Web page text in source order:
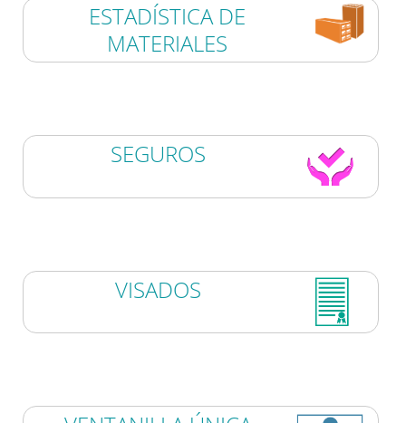
ESTADÍSTICA DE
MATERIALES
SEGUROS
VISADOS